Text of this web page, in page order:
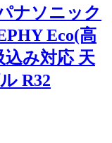
ナソニック
Eco(高
み対応 天
R32